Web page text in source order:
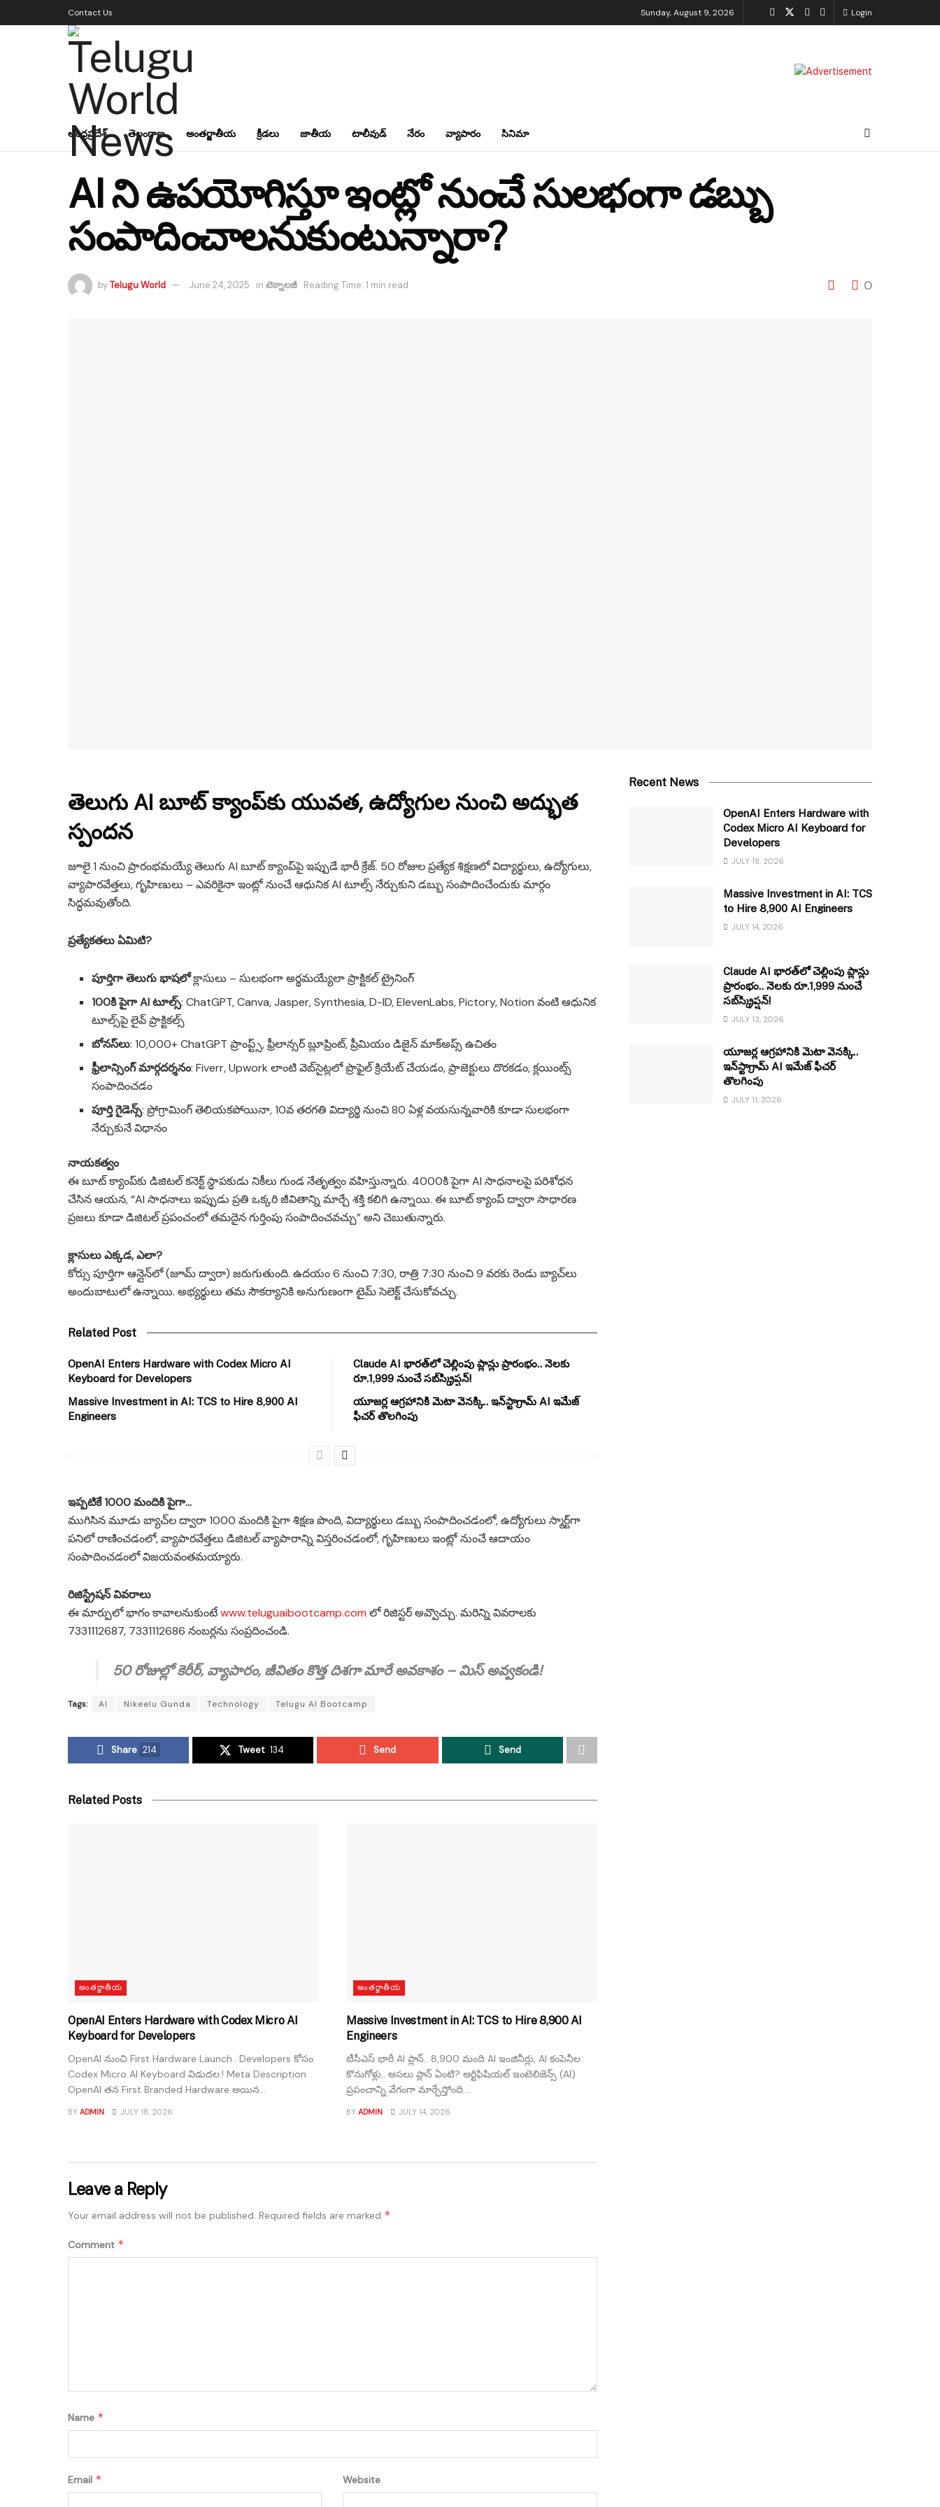
Contact Us Sunday, August 9, 2026 Login
ఆంధ్రప్రదేశ్ తెలంగాణ అంతర్జాతీయ క్రీడలు జాతీయ టాలీవుడ్ నేరం వ్యాపారం సినిమా
AI ని ఉపయోగిస్తూ ఇంట్లో నుంచే సులభంగా డబ్బు
సంపాదించాలనుకుంటున్నారా?
byTelugu World June 24, 2025 in టెక్నాలజీ Reading Time: 1 min read 0
తెలుగు AI బూట్ క్యాంప్‌కు యువత, ఉద్యోగుల నుంచి అద్భుత
స్పందన
జూలై 1 నుంచి ప్రారంభమయ్యే తెలుగు AI బూట్ క్యాంప్‌పై ఇప్పుడే భారీ క్రేజ్. 50 రోజుల ప్రత్యేక శిక్షణలో విద్యార్థులు, ఉద్యోగులు,
వ్యాపారవేత్తలు, గృహిణులు – ఎవరికైనా ఇంట్లో నుంచే ఆధునిక AI టూల్స్ నేర్చుకుని డబ్బు సంపాదించేందుకు మార్గం
సిద్ధమవుతోంది.
ప్రత్యేకతలు ఏమిటి?
పూర్తిగా తెలుగు భాషలోక్లాసులు – సులభంగా అర్థమయ్యేలా ప్రాక్టికల్ ట్రైనింగ్
100కి పైగా AI టూల్స్: ChatGPT, Canva, Jasper, Synthesia, D-ID, ElevenLabs, Pictory, Notion వంటి ఆధునిక
టూల్స్‌పై లైవ్ ప్రాక్టికల్స్
బోనస్‌లు: 10,000+ ChatGPT ప్రాంప్ట్స్, ఫ్రీలాన్సర్ బ్లూప్రింట్, ప్రీమియం డిజైన్ మాక్‌అప్స్ ఉచితం
ఫ్రీలాన్సింగ్ మార్గదర్శనం: Fiverr, Upwork లాంటి వెబ్‌సైట్లలో ప్రొఫైల్ క్రియేట్ చేయడం, ప్రాజెక్టులు దొరకడం, క్లయింట్స్
సంపాదించడం
పూర్తి గైడెన్స్: ప్రోగ్రామింగ్ తెలియకపోయినా, 10వ తరగతి విద్యార్థి నుంచి 80 ఏళ్ల వయసున్నవారికి కూడా సులభంగా
నేర్చుకునే విధానం
నాయకత్వం
ఈ బూట్ క్యాంప్‌కు డిజిటల్ కనెక్ట్ స్థాపకుడు నికీలు గుండ నేతృత్వం వహిస్తున్నారు. 4000కి పైగా AI సాధనాలపై పరిశోధన
చేసిన ఆయన, “AI సాధనాలు ఇప్పుడు ప్రతి ఒక్కరి జీవితాన్ని మార్చే శక్తి కలిగి ఉన్నాయి. ఈ బూట్ క్యాంప్ ద్వారా సాధారణ
ప్రజలు కూడా డిజిటల్ ప్రపంచంలో తమదైన గుర్తింపు సంపాదించవచ్చు” అని చెబుతున్నారు.
క్లాసులు ఎక్కడ, ఎలా?
కోర్సు పూర్తిగా ఆన్లైన్‌లో (జూమ్ ద్వారా) జరుగుతుంది. ఉదయం 6 నుంచి 7:30, రాత్రి 7:30 నుంచి 9 వరకు రెండు బ్యాచ్‌లు
అందుబాటులో ఉన్నాయి. అభ్యర్థులు తమ సౌకర్యానికి అనుగుణంగా టైమ్ సెలెక్ట్ చేసుకోవచ్చు.
Related Post
OpenAI Enters Hardware with Codex Micro AI
Keyboard for Developers
Massive Investment in AI: TCS to Hire 8,900 AI
Engineers
Claude AI భారత్‌లో చెల్లింపు ప్లాన్లు ప్రారంభం.. నెలకు
రూ.1,999 నుంచే సబ్‌స్క్రిప్షన్!
యూజర్ల ఆగ్రహానికి మెటా వెనక్కి.. ఇన్‌స్టాగ్రామ్ AI ఇమేజ్
ఫీచర్ తొలగింపు
ఇప్పటికే 1000 మందికి పైగా…
ముగిసిన మూడు బ్యాచ్‌ల ద్వారా 1000 మందికి పైగా శిక్షణ పొంది, విద్యార్థులు డబ్బు సంపాదించడంలో, ఉద్యోగులు స్మార్ట్‌గా
పనిలో రాణించడంలో, వ్యాపారవేత్తలు డిజిటల్ వ్యాపారాన్ని విస్తరించడంలో, గృహిణులు ఇంట్లో నుంచే ఆదాయం
సంపాదించడంలో విజయవంతమయ్యారు.
రిజిస్ట్రేషన్ వివరాలు
ఈ మార్పులో భాగం కావాలనుకుంటేwww.teluguaibootcamp.com లో రిజిస్టర్ అవ్వొచ్చు. మరిన్ని వివరాలకు
7331112687, 7331112686 నంబర్లను సంప్రదించండి.
50 రోజుల్లో కెరీర్, వ్యాపారం, జీవితం కొత్త దిశగా మారే అవకాశం – మిస్ అవ్వకండి!
Tags: AI Nikeelu Gunda Technology Telugu AI Bootcamp
Share 214 Tweet 134 Send Send
Related Posts
అంతర్జాతీయ
OpenAI Enters Hardware with Codex Micro AI
Keyboard for Developers
OpenAI నుంచి First Hardware Launch.. Developers కోసం
Codex Micro AI Keyboard విడుదల.! Meta Description
OpenAI తన First Branded Hardware అయిన...
BY ADMIN JULY 18, 2026
అంతర్జాతీయ
Massive Investment in AI: TCS to Hire 8,900 AI
Engineers
టీసీఎస్ భారీ AI ప్లాన్.. 8,900 మంది AI ఇంజినీర్లు, AI కంపెనీల
కొనుగోళ్లు.. అసలు ప్లాన్ ఏంటి? ఆర్టిఫిషియల్ ఇంటెలిజెన్స్ (AI)
ప్రపంచాన్ని వేగంగా మార్చేస్తోంది....
BY ADMIN JULY 14, 2026
Leave a Reply
Your email address will not be published. Required fields are marked *
Comment *
Name *
Email * Website
Recent News
OpenAI Enters Hardware with
Codex Micro AI Keyboard for
Developers
JULY 18, 2026
Massive Investment in AI: TCS
to Hire 8,900 AI Engineers
JULY 14, 2026
Claude AI భారత్‌లో చెల్లింపు ప్లాన్లు
ప్రారంభం.. నెలకు రూ.1,999 నుంచే
సబ్‌స్క్రిప్షన్!
JULY 13, 2026
యూజర్ల ఆగ్రహానికి మెటా వెనక్కి..
ఇన్‌స్టాగ్రామ్ AI ఇమేజ్ ఫీచర్
తొలగింపు
JULY 11, 2026